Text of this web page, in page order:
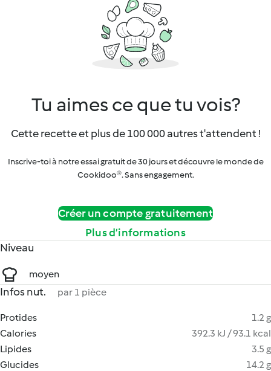
Tu aimes ce que tu vois?
Cette recette et plus de 100 000 autres t'attendent !
Inscrive-toi à notre essai gratuit de 30 jours et découvre le monde de
Cookidoo®. Sans engagement.
Créer un compte gratuitement
Plus d’informations
Niveau
moyen
Infos nut. par 1 pièce
Protides
1.2 g
Calories
392.3 kJ / 93.1 kcal
Lipides
3.5 g
Glucides
14.2 g